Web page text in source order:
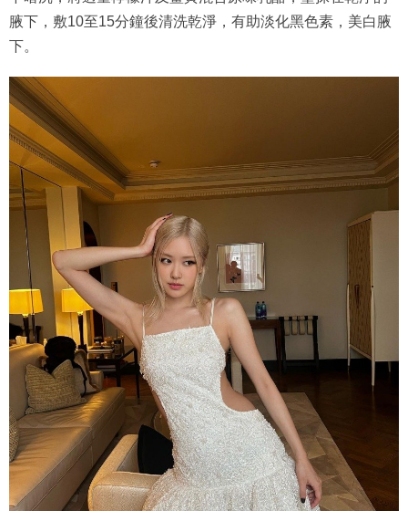
腋下，敷10至15分鐘後清洗乾淨，有助淡化黑色素，美白腋
下。